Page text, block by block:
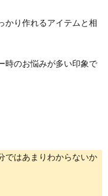
かり作れるアイテムと相
時のお悩みが多い印象で
ではあまりわからないか